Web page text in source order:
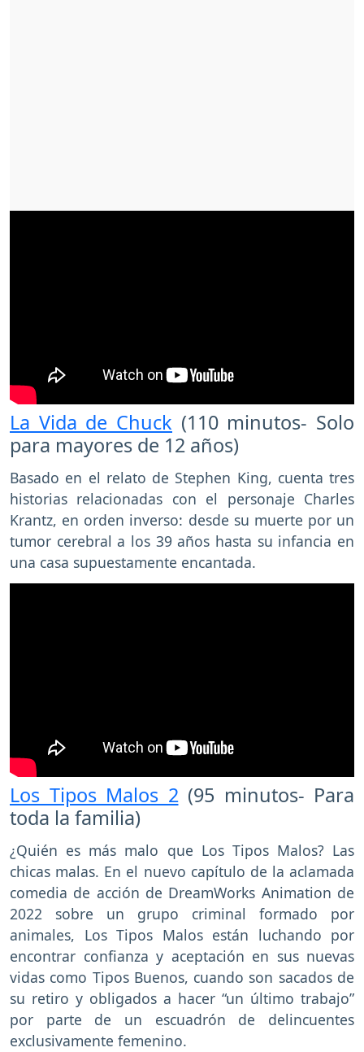
La Vida de Chuck (110 minutos- Solo
para mayores de 12 años)
Basado en el relato de Stephen King, cuenta tres
historias relacionadas con el personaje Charles
Krantz, en orden inverso: desde su muerte por un
tumor cerebral a los 39 años hasta su infancia en
una casa supuestamente encantada.
Los Tipos Malos 2(95 minutos- Para
toda la familia)
¿Quién es más malo que Los Tipos Malos? Las
chicas malas. En el nuevo capítulo de la aclamada
comedia de acción de DreamWorks Animation de
2022 sobre un grupo criminal formado por
animales, Los Tipos Malos están luchando por
encontrar confianza y aceptación en sus nuevas
vidas como Tipos Buenos, cuando son sacados de
su retiro y obligados a hacer “un último trabajo”
por parte de un escuadrón de delincuentes
exclusivamente femenino.